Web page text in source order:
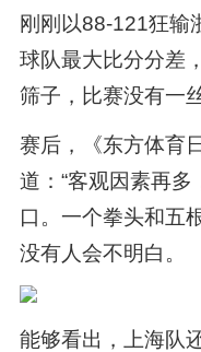
刚刚以88-121狂输
球队最大比分分差
筛子，比赛没有一
赛后，《东方体育
道：“客观因素再
口。一个拳头和五
没有人会不明白。
能够看出，上海队